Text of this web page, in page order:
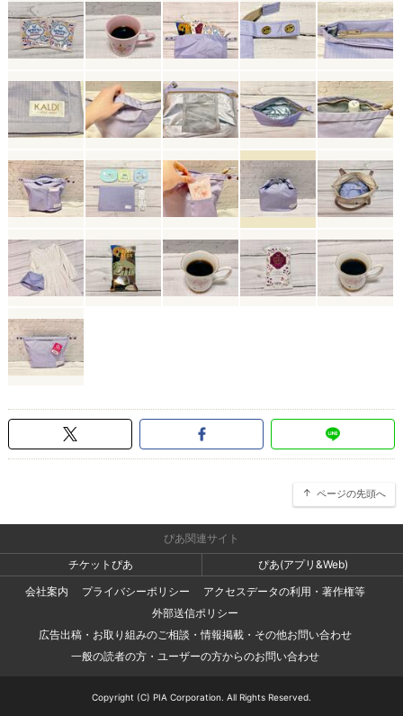
ページの先頭へ
ぴあ関連サイト
チケットぴあ
ぴあ(アプリ&Web)
会社案内
プライバシーポリシー
アクセスデータの利用・著作権等
外部送信ポリシー
広告出稿・お取り組みのご相談・情報掲載・その他お問い合わせ
一般の読者の方・ユーザーの方からのお問い合わせ
Copyright (C) PIA Corporation. All Rights Reserved.